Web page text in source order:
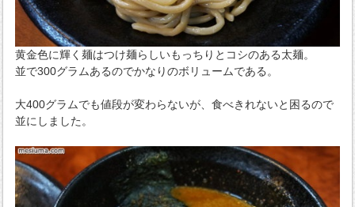
黄金色に輝く麺はつけ麺らしいもっちりとコシのある太麺。
並で300グラムあるのでかなりのボリュームである。
大400グラムでも値段が変わらないが、食べきれないと困るので
並にしました。